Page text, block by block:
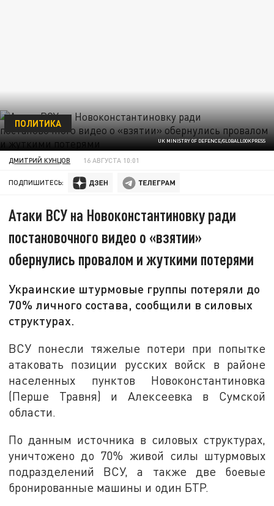
UK MINISTRY OF DEFENCE/GLOBALLOOKPRESS
ПОЛИТИКА
ДМИТРИЙ КУНЦОВ 16 АВГУСТА 10:01
ПОДПИШИТЕСЬ:
Атаки ВСУ на Новоконстантиновку ради
постановочного видео о «взятии»
обернулись провалом и жуткими потерями
Украинские штурмовые группы потеряли до
70% личного состава, сообщили в силовых
структурах.
ВСУ понесли тяжелые потери при попытке
атаковать позиции русских войск в районе
населенных пунктов Новоконстантиновка
(Перше Травня) и Алексеевка в Сумской
области.
По данным источника в силовых структурах,
уничтожено до 70% живой силы штурмовых
подразделений ВСУ, а также две боевые
бронированные машины и один БТР.